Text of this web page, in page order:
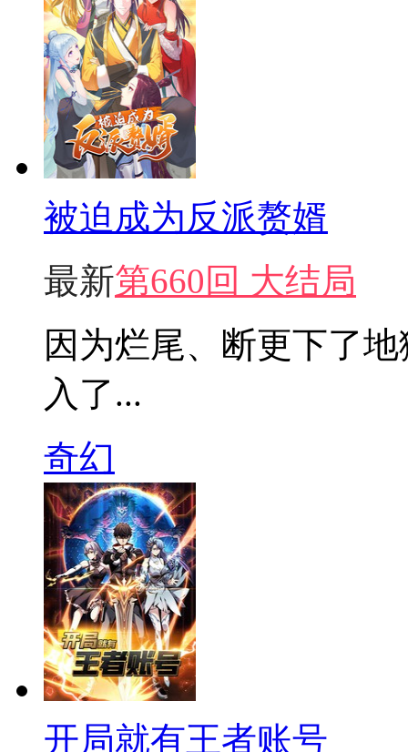
被迫成为反派赘婿
最新第660回 大结局
因为烂尾、断更下了
入了...
奇幻
开局就有王者账号